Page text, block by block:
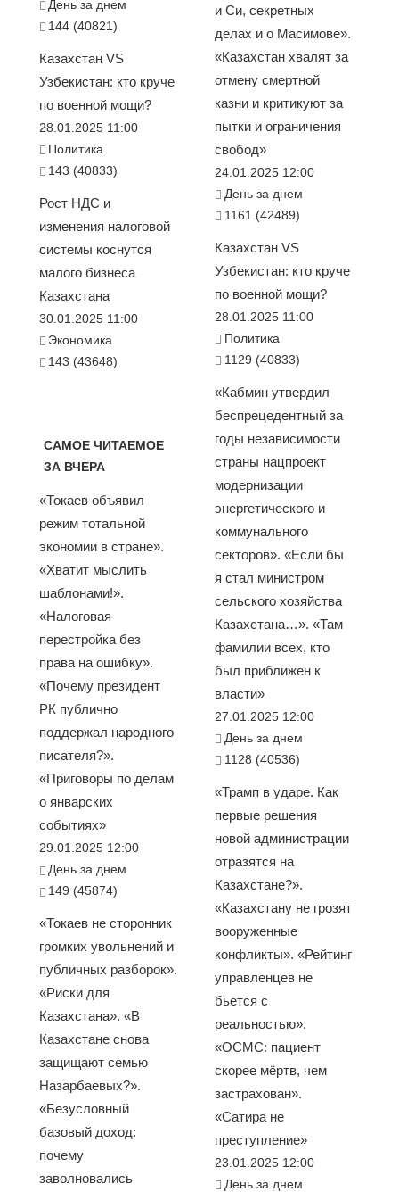
День за днем
144 (40821)
Казахстан VS
Узбекистан: кто круче
по военной мощи?
28.01.2025 11:00
Политика
143 (40833)
Рост НДС и
изменения налоговой
системы коснутся
малого бизнеса
Казахстана
30.01.2025 11:00
Экономика
143 (43648)
САМОЕ ЧИТАЕМОЕ
ЗА ВЧЕРА
«Токаев объявил
режим тотальной
экономии в стране».
«Хватит мыслить
шаблонами!».
«Налоговая
перестройка без
права на ошибку».
«Почему президент
РК публично
поддержал народного
писателя?».
«Приговоры по делам
о январских
событиях»
29.01.2025 12:00
День за днем
149 (45874)
«Токаев не сторонник
громких увольнений и
публичных разборок».
«Риски для
Казахстана». «В
Казахстане снова
защищают семью
Назарбаевых?».
«Безусловный
базовый доход:
почему
заволновались
и Си, секретных
делах и о Масимове».
«Казахстан хвалят за
отмену смертной
казни и критикуют за
пытки и ограничения
свобод»
24.01.2025 12:00
День за днем
1161 (42489)
Казахстан VS
Узбекистан: кто круче
по военной мощи?
28.01.2025 11:00
Политика
1129 (40833)
«Кабмин утвердил
беспрецедентный за
годы независимости
страны нацпроект
модернизации
энергетического и
коммунального
секторов». «Если бы
я стал министром
сельского хозяйства
Казахстана…». «Там
фамилии всех, кто
был приближен к
власти»
27.01.2025 12:00
День за днем
1128 (40536)
«Трамп в ударе. Как
первые решения
новой администрации
отразятся на
Казахстане?».
«Казахстану не грозят
вооруженные
конфликты». «Рейтинг
управленцев не
бьется с
реальностью».
«ОСМС: пациент
скорее мёртв, чем
застрахован».
«Сатира не
преступление»
23.01.2025 12:00
День за днем